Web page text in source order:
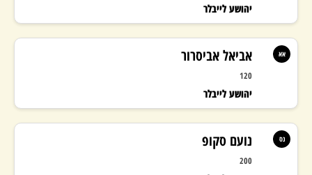
יהושע לייבלר
אביאל אביסרור
120
יהושע לייבלר
אא
נועם סקופ
200
נס